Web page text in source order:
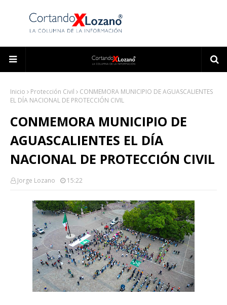
Inicio Protección Civil
CONMEMORA MUNICIPIO DE AGUASCALIENTES
EL DÍA NACIONAL DE PROTECCIÓN CIVIL
CONMEMORA MUNICIPIO DE
AGUASCALIENTES EL DÍA
NACIONAL DE PROTECCIÓN CIVIL
Jorge Lozano 15:22